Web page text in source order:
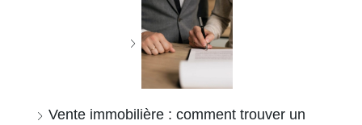
Vente immobilière : comment trouver un